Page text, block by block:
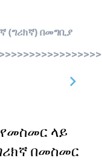
(ግሪክኛ) በመግቢያ
ላይ
በመስመር